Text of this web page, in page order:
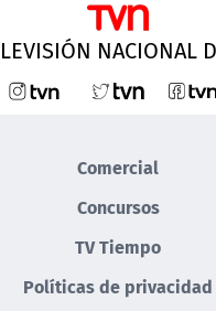
NACIONAL
Comercial
Concursos
TV Tiempo
Políticas de privacidad